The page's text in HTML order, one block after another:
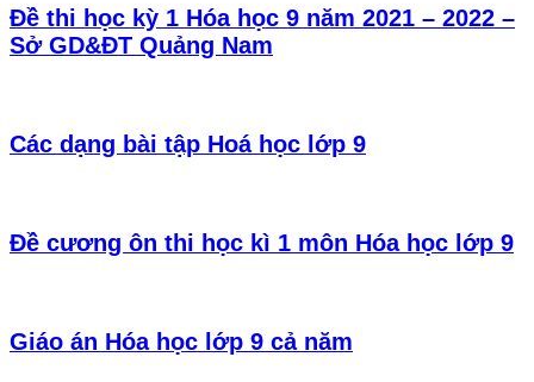
Đề thi học kỳ 1 Hóa học 9 năm 2021 – 2022 –
Sở GD&ĐT Quảng Nam
Các dạng bài tập Hoá học lớp 9
Đề cương ôn thi học kì 1 môn Hóa học lớp 9
Giáo án Hóa học lớp 9 cả năm